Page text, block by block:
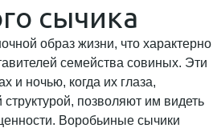
сычика
образ жизни, что характерно
семейства совиных. Эти
и ночью, когда их глаза,
позволяют им видеть
Воробьиные сычики